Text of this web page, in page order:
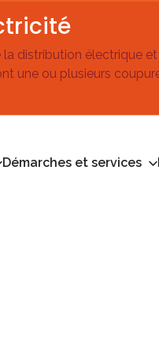
la distribution électrique
une ou plusieurs
Démarches et services